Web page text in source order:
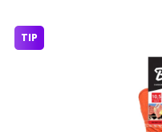
Príslušenstvo pre
Vybavenie a
TIP